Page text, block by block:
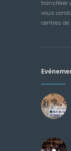
transférer
vous
centres de